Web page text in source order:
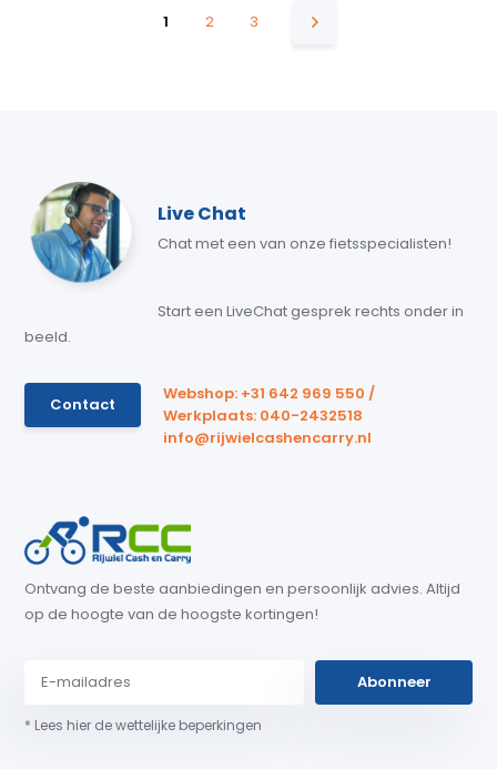
1 2 3
Live Chat
Chat met een van onze fietsspecialisten!
Start een LiveChat gesprek rechts onder in
beeld.
Contact
Webshop: +31 642 969 550 /
Werkplaats: 040-2432518
info@rijwielcashencarry.nl
Ontvang de beste aanbiedingen en persoonlijk advies. Altijd
op de hoogte van de hoogste kortingen!
Abonneer
* Lees hier de wettelijke beperkingen